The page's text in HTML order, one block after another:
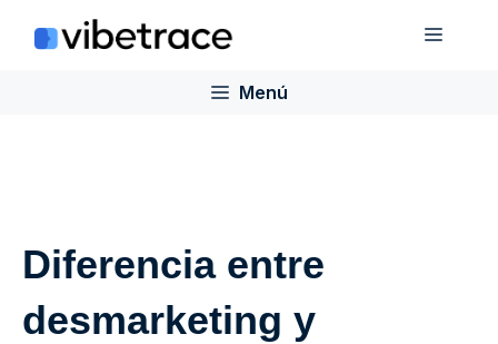
Menú
Menú
Diferencia entre
desmarketing y